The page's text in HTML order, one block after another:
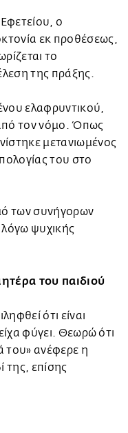
ο
εκ προθέσεως,
το
της πράξης.
ελαφρυντικού,
τον νόμο. Όπως
μετανιωμένος
του στο
των συνήγορων
ψυχικής
του παιδιού
ότι είναι
φύγει. Θεωρώ ότι
του» ανέφερε η
της, επίσης